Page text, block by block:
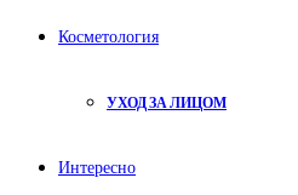
Косметология
УХОД ЗА ЛИЦОМ
Интересно